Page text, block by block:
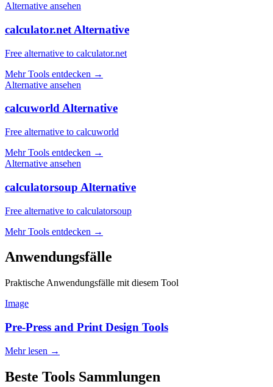
Alternative ansehen
calculator.net Alternative
Free alternative to calculator.net
Mehr Tools entdecken →
Alternative ansehen
calcuworld Alternative
Free alternative to calcuworld
Mehr Tools entdecken →
Alternative ansehen
calculatorsoup Alternative
Free alternative to calculatorsoup
Mehr Tools entdecken →
Anwendungsfälle
Praktische Anwendungsfälle mit diesem Tool
Image
Pre-Press and Print Design Tools
Mehr lesen →
Beste Tools Sammlungen